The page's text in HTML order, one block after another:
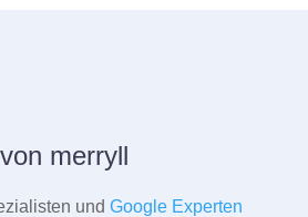
merryll
und Google Experten